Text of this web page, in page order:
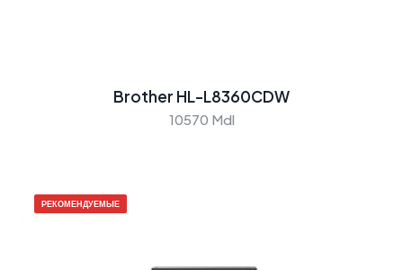
Brother HL-L8360CDW
10570 Mdl
РЕКОМЕНДУЕМЫЕ